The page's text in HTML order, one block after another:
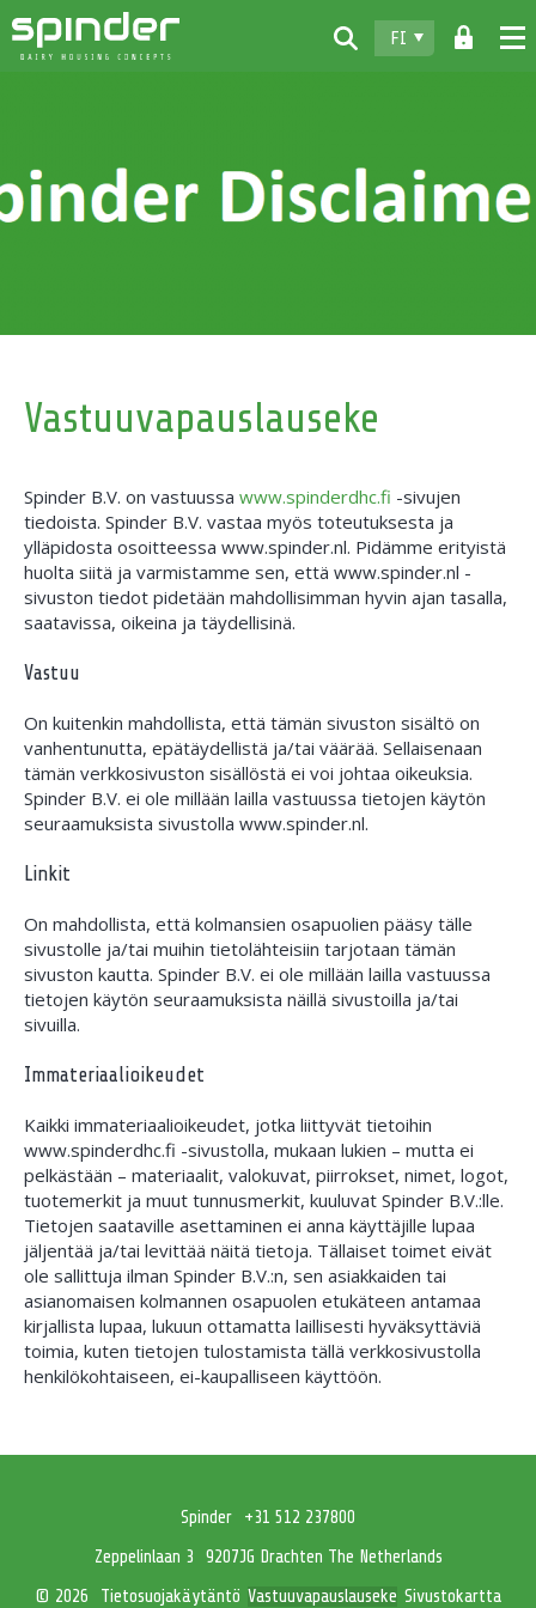
FI
Lataukset
Ota yhteyttä
Vastuuvapauslauseke
Spinder B.V. on vastuussa www.spinderdhc.fi -sivujen
tiedoista. Spinder B.V. vastaa myös toteutuksesta ja
ylläpidosta osoitteessa www.spinder.nl. Pidämme erityistä
huolta siitä ja varmistamme sen, että www.spinder.nl -
sivuston tiedot pidetään mahdollisimman hyvin ajan tasalla,
saatavissa, oikeina ja täydellisinä.
Vastuu
On kuitenkin mahdollista, että tämän sivuston sisältö on
vanhentunutta, epätäydellistä ja/tai väärää. Sellaisenaan
tämän verkkosivuston sisällöstä ei voi johtaa oikeuksia.
Spinder B.V. ei ole millään lailla vastuussa tietojen käytön
seuraamuksista sivustolla www.spinder.nl.
Linkit
On mahdollista, että kolmansien osapuolien pääsy tälle
sivustolle ja/tai muihin tietolähteisiin tarjotaan tämän
sivuston kautta. Spinder B.V. ei ole millään lailla vastuussa
tietojen käytön seuraamuksista näillä sivustoilla ja/tai
sivuilla.
Immateriaalioikeudet
Kaikki immateriaalioikeudet, jotka liittyvät tietoihin
www.spinderdhc.fi -sivustolla, mukaan lukien – mutta ei
pelkästään – materiaalit, valokuvat, piirrokset, nimet, logot,
tuotemerkit ja muut tunnusmerkit, kuuluvat Spinder B.V.:lle.
Tietojen saataville asettaminen ei anna käyttäjille lupaa
jäljentää ja/tai levittää näitä tietoja. Tällaiset toimet eivät
ole sallittuja ilman Spinder B.V.:n, sen asiakkaiden tai
asianomaisen kolmannen osapuolen etukäteen antamaa
kirjallista lupaa, lukuun ottamatta laillisesti hyväksyttäviä
toimia, kuten tietojen tulostamista tällä verkkosivustolla
henkilökohtaiseen, ei-kaupalliseen käyttöön.
Spinder
+31 512 237800
Zeppelinlaan 3
9207JG Drachten The Netherlands
© 2026
Tietosuojakäytäntö Vastuuvapauslauseke Sivustokartta